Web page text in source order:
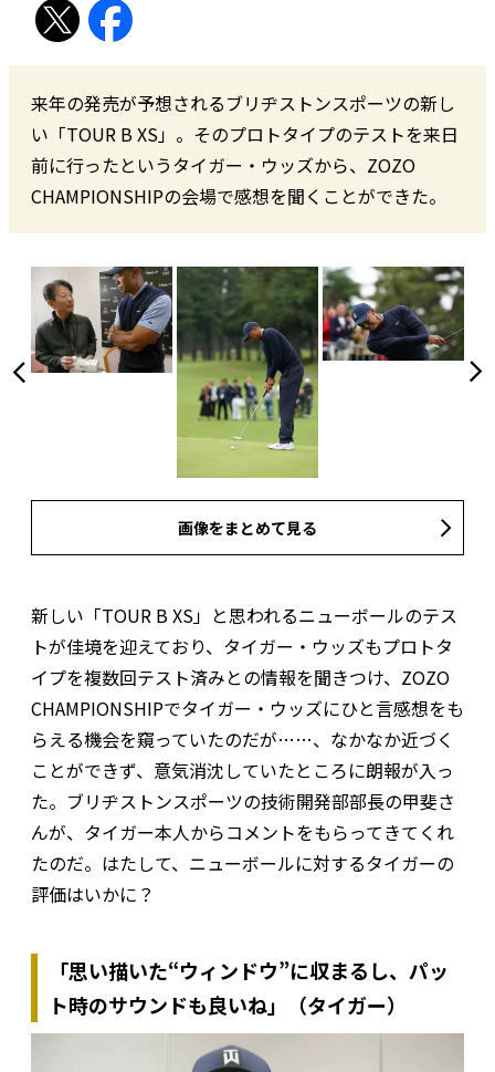
来年の発売が予想されるブリヂストンスポーツの新し
い「TOUR B XS」。そのプロトタイプのテストを来日
前に行ったというタイガー・ウッズから、ZOZO
CHAMPIONSHIPの会場で感想を聞くことができた。
画像をまとめて見る
新しい「TOUR B XS」と思われるニューボールのテス
トが佳境を迎えており、タイガー・ウッズもプロトタ
イプを複数回テスト済みとの情報を聞きつけ、ZOZO
CHAMPIONSHIPでタイガー・ウッズにひと言感想をも
らえる機会を窺っていたのだが……、なかなか近づく
ことができず、意気消沈していたところに朗報が入っ
た。ブリヂストンスポーツの技術開発部部長の甲斐さ
んが、タイガー本人からコメントをもらってきてくれ
たのだ。はたして、ニューボールに対するタイガーの
評価はいかに？
「思い描いた“ウィンドウ”に収まるし、パッ
ト時のサウンドも良いね」（タイガー）